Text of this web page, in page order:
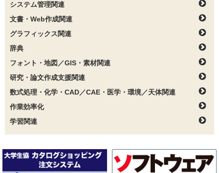
システム管理関連
文書・Web作成関連
グラフィックス関連
辞典
フォント・地図／GIS・素材関連
研究・論文作成支援関連
数式処理・化学・CAD／CAE・医学・環境／天体関連
作業効率化
学習関連